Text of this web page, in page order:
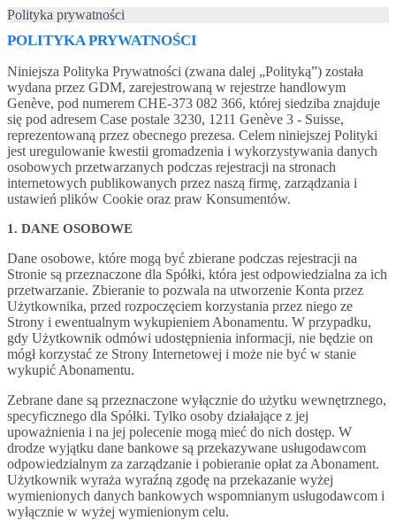
Polityka prywatności
POLITYKA PRYWATNOŚCI
Niniejsza Polityka Prywatności (zwana dalej „Polityką”) została
wydana przez GDM, zarejestrowaną w rejestrze handlowym
Genève, pod numerem CHE-373 082 366, której siedziba znajduje
się pod adresem Case postale 3230, 1211 Genève 3 - Suisse,
reprezentowaną przez obecnego prezesa. Celem niniejszej Polityki
jest uregulowanie kwestii gromadzenia i wykorzystywania danych
osobowych przetwarzanych podczas rejestracji na stronach
internetowych publikowanych przez naszą firmę, zarządzania i
ustawień plików Cookie oraz praw Konsumentów.
1. DANE OSOBOWE
Dane osobowe, które mogą być zbierane podczas rejestracji na
Stronie są przeznaczone dla Spółki, która jest odpowiedzialna za ich
przetwarzanie. Zbieranie to pozwala na utworzenie Konta przez
Użytkownika, przed rozpoczęciem korzystania przez niego ze
Strony i ewentualnym wykupieniem Abonamentu. W przypadku,
gdy Użytkownik odmówi udostępnienia informacji, nie będzie on
mógł korzystać ze Strony Internetowej i może nie być w stanie
wykupić Abonamentu.
Zebrane dane są przeznaczone wyłącznie do użytku wewnętrznego,
specyficznego dla Spółki. Tylko osoby działające z jej
upoważnienia i na jej polecenie mogą mieć do nich dostęp. W
drodze wyjątku dane bankowe są przekazywane usługodawcom
odpowiedzialnym za zarządzanie i pobieranie opłat za Abonament.
Użytkownik wyraża wyraźną zgodę na przekazanie wyżej
wymienionych danych bankowych wspomnianym usługodawcom i
wyłącznie w wyżej wymienionym celu.